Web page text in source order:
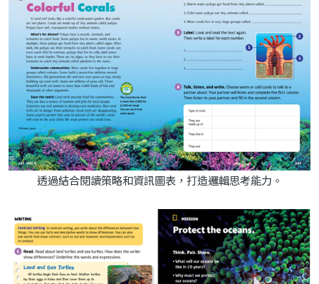
透過結合閱讀策略和資訊圖表，打造邏輯思考能力。